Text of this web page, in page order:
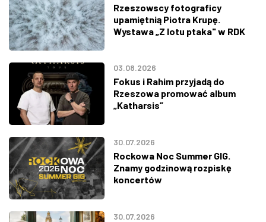
Rzeszowscy fotograficy
upamiętnią Piotra Krupę.
Wystawa „Z lotu ptaka" w RDK
03.08.2026
Fokus i Rahim przyjadą do
Rzeszowa promować album
„Katharsis”
30.07.2026
Rockowa Noc Summer GIG.
Znamy godzinową rozpiskę
koncertów
30.07.2026